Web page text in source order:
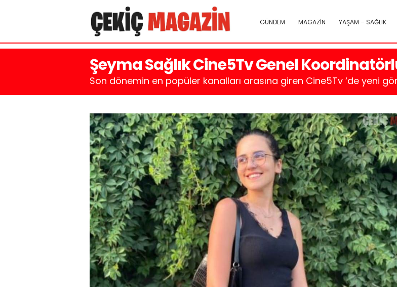
GÜNDEM MAGAZİN YAŞAM – SAĞLIK
Şeyma Sağlık Cine5Tv Genel
Son dönemin en popüler kanalları arasına giren Cine5Tv ‘de yeni